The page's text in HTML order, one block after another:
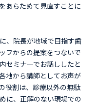
あらためて見直すことに
、院長が地域で目指す歯
フからの提案をつないで
セミナーでお話ししたと
地から講師としてお声が
役割は、診療以外の無駄
に、正解のない現場での